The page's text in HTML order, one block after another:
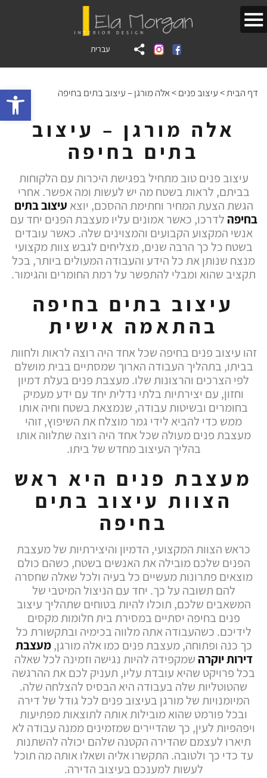
עברית
דף הבית>עיצוב פנים>אלה מורגן – עיצוב בתים בחיפה
אלה מורגן – עיצוב
בתים בחיפה
עיצוב פנים טוב מתחיל בפגישת היכרות עם הלקוחות
בביתם, לראות בשטח מה יש לעשות ומה אפשר. אחרי
הגשת הצעת המחיר וחתימת ההסכם, יוצא עיצוב בתים
בחיפה לדרכו, כאשר אמונים עליו מעצבת הפנים יחד עם
אנשי המקצוע הקבועים והמצוינים שלה. כאשר עובדים
בשטח כל כך הרבה שנים, מצליחים לגבש צוות מקצועי
מנצח שנותן את כל הידע והעבודה המעולים ביותר, בכל
תקציב שהוא ומבלי להתפשר על רמת החומרים והגימור.
עיצוב בתים בחיפה
בהתאמה אישית
זהו עיצוב פנים בחיפה שכל אחד היה רוצה לראות ולחוות
בביתו, בתהליך העבודה הארוך שמסתיים בבית מושלם
לפי הצרכים והרצונות שלו. מעצבת פנים בעלת דמיון
וחזון, עם יצירתיות בלתי נדלית יחד עם ידע מעמיק
בחומרים ובשיטות עבודה, שנמצאת בשטח וחיה אותו
ממש כדי להביא לידי גמר מוצלח את השיפוץ, זוהי
מעצבת פנים מעולה שכל אחד היה רוצה שתלווה אותו
בהליך העיצוב מחדש של ביתו.
מעצבת פנים היא ראש
הצוות עיצוב בתים
בחיפה
כראש הצוות המקצועי, הדמיון והיצירתיות של מעצבת
הפנים שלכם מובילה את האנשים בשטח, כשהם כולם
מוצאים פתרונות מעשיים כל בעיה ולכל שאלה שחסרה
להם תשובה על כך. יחד עם הניצול המיטבי של
המשאבים שלכם, תוכלו להיות בטוחים שתהליך עיצוב
פנים בחיפה יסתיים במסירת בית חלומות מקסים
לידיכם. כשהעבודה אתה מלווה בכימיה ובתקשורת כל
כך כנה ופתוחה, מעצבת פנים כמו אלה מורגן,מעצבת
דירות יוקרה שמקפידה להיות נגישה וזמינה לכל שאלה
בכל פרויקט שהיא עובדת עליו, תעניק לכם את ההרגשה
שהטוטליות שלה בעבודה היא הבסיס להצלחה שלה.
המיומנויות של מורגן בעיצוב פנים לכל גודל של דירה
ובכל פורמט שהוא מובילות אותה לתוצאות מפתיעות
ויפהפיות לעין, כך שהדיירים שמזמינים ממנה עבודה לא
תיארו לעצמם שהדירה הקטנה שלהם יכולה להשתנות
עד כדי כך ולטובה. התקשרו אליה ושאלו אותה מה תוכל
לעשות למענכם בעיצוב הדירה.